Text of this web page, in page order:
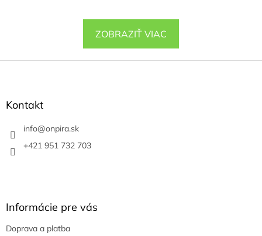
ZOBRAZIŤ VIAC
Z
Kontakt
info@onpira.sk
+421 951 732 703
Informácie pre vás
Doprava a platba